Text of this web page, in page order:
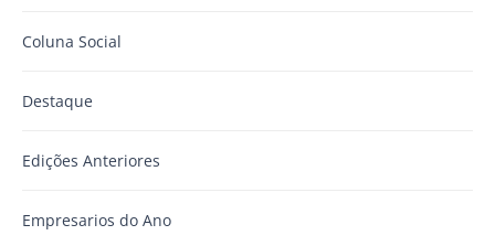
Coluna Social
Destaque
Edições Anteriores
Empresarios do Ano